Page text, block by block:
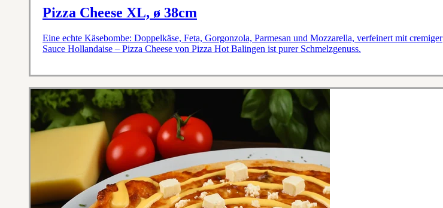
Pizza Cheese XL, ø 38cm
Eine echte Käsebombe: Doppelkäse, Feta, Gorgonzola, Parmesan und Mozzarella, verfeinert mit cremiger
Sauce Hollandaise – Pizza Cheese von Pizza Hot Balingen ist purer Schmelzgenuss.